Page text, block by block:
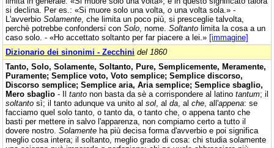
si declina. Per es.: «Si muore solo una volta, o una volta sola.» -
L'avverbio Solamente , che limita un poco più, si presceglie talvolta,
perchè potrebbe confondersi con Solo , nome. Soltanto limita la cosa a un
caso solo. - «Ho accettato soltanto per far piacere a lei.» [immagine]
Dizionario dei sinonimi - Zecchini del 1860
Tanto, Solo, Solamente, Soltanto, Pure, Semplicemente, Meramente,
Puramente; Semplice voto, Voto semplice; Semplice discorso,
Discorso semplice; Semplice aria, Aria semplice; Semplice sbaglio,
Mero sbaglio - Il tanto non basta da sè a corrispondere al latino tantum; il
soltanto sì; il tanto adunque va unito al sol , al da , al che , all'appena: se
facciamo quel solo tanto, o tanto da, o tanto che, o appena tanto che
basti per mettere in salvo l'apparenza, non compiamo certo a tutto il
dovere nostro. Solamente ha più decisa forma d'avverbio e poi significa
meglio cosa intera; il soltanto, meglio grado di cosa: chi studia solamente